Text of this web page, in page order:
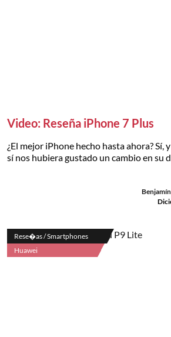
Video: Reseña iPhone 7 Plus
¿El mejor iPhone hecho hasta ahora? Sí,
sí nos hubiera gustado un cambio en su
Rese�as / Smartphones
Huawei